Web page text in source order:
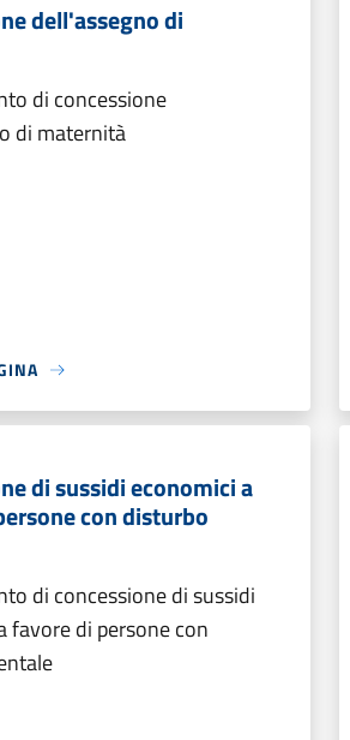
dell'assegno di
di concessione
di maternità
di sussidi economici a
con disturbo
di concessione di sussidi
favore di persone con